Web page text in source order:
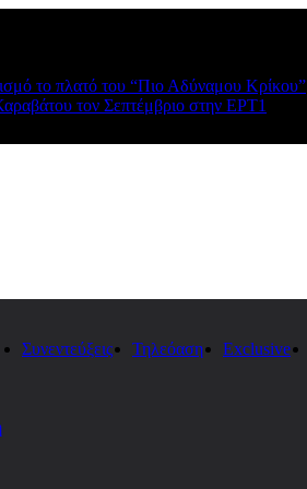
το πλατό του “Πιο Αδύναμου Κρίκου”
τον Σεπτέμβριο στην ΕΡΤ1
Συνεντεύξεις Τηλεόαση Exclusive